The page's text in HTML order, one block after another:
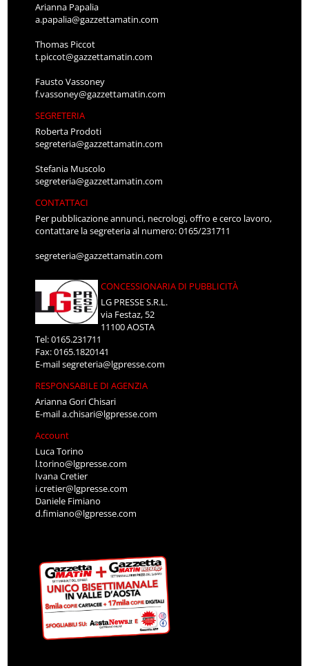
Arianna Papalia
a.papalia@gazzettamatin.com
Thomas Piccot
t.piccot@gazzettamatin.com
Fausto Vassoney
f.vassoney@gazzettamatin.com
SEGRETERIA
Roberta Prodoti
segreteria@gazzettamatin.com
Stefania Muscolo
segreteria@gazzettamatin.com
CONTATTACI
Per pubblicazione annunci, necrologi, offro e cerco lavoro,
contattare la segreteria al numero: 0165/231711
segreteria@gazzettamatin.com
CONCESSIONARIA DI PUBBLICITÀ
LG PRESSE S.R.L.
via Festaz, 52
11100 AOSTA
Tel: 0165.231711
Fax: 0165.1820141
E-mailsegreteria@lgpresse.com
RESPONSABILE DI AGENZIA
Arianna Gori Chisari
E-maila.chisari@lgpresse.com
Account
Luca Torino
l.torino@lgpresse.com
Ivana Cretier
i.cretier@lgpresse.com
Daniele Fimiano
d.fimiano@lgpresse.com